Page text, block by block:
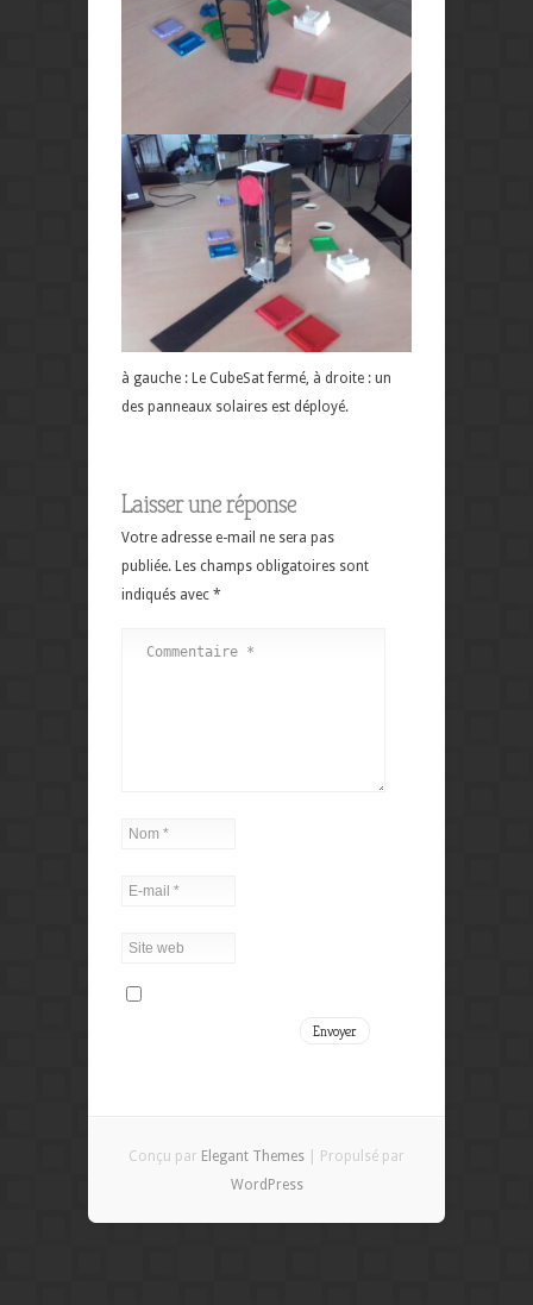
à gauche : Le CubeSat fermé, à droite : un
des panneaux solaires est déployé.
Laisser une réponse
Votre adresse e-mail ne sera pas
publiée. Les champs obligatoires sont
indiqués avec *
Conçu par Elegant Themes | Propulsé par
WordPress